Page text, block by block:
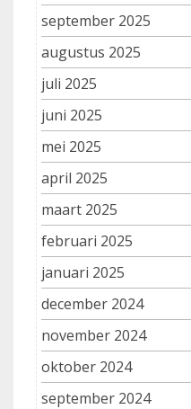
september 2025
augustus 2025
juli 2025
juni 2025
mei 2025
april 2025
maart 2025
februari 2025
januari 2025
december 2024
november 2024
oktober 2024
september 2024